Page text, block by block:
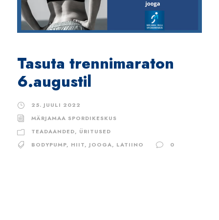
Tasuta trennimaraton
6.augustil
25. JUULI 2022
MÄRJAMAA SPORDIKESKUS
TEADAANDED, ÜRITUSED
BODYPUMP, HIIT, JOOGA, LATIINO 0